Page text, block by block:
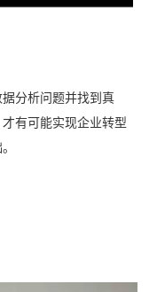
分析问题并找到真
有可能实现企业转型